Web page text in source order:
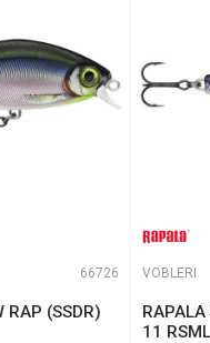
66726
RAP (SSDR)
VOBLERI
RAPALA
11 RSML